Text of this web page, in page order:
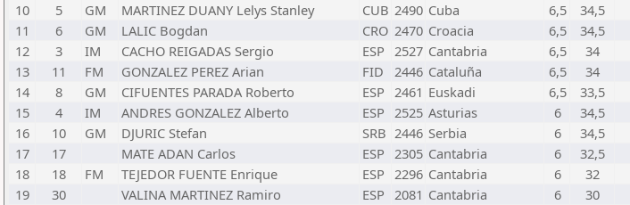
10
5 GM MARTINEZ DUANY Lelys Stanley CUB 2490 Cuba 6,5 34,5
11
6 GM LALIC Bogdan CRO 2470 Croacia 6,5 34,5
12
3 IM CACHO REIGADAS Sergio ESP 2527 Cantabria 6,5 34
13
11 FM GONZALEZ PEREZ Arian FID 2446 Cataluña 6,5 34
14
8 GM CIFUENTES PARADA Roberto ESP 2461 Euskadi 6,5 33,5
15
4 IM ANDRES GONZALEZ Alberto ESP 2525 Asturias 6 34,5
16
10 GM DJURIC Stefan SRB 2446 Serbia 6 34,5
17
17 MATE ADAN Carlos ESP 2305 Cantabria 6 32,5
18
18 FM TEJEDOR FUENTE Enrique ESP 2296 Cantabria 6 32
19
30 VALINA MARTINEZ Ramiro ESP 2081 Cantabria 6 30